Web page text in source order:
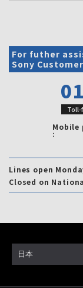
For futher
Sony
Mobile
:
Lines open
Closed on
日本